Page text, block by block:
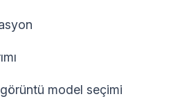
model seçimi